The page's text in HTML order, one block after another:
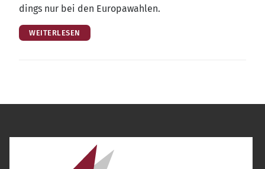
dings nur bei den Europawahlen.
WEITERLESEN